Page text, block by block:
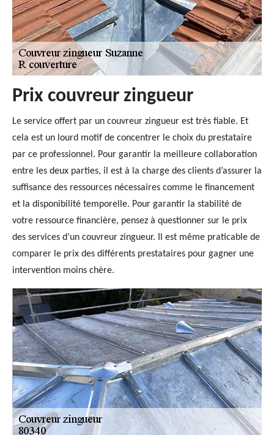
Prix couvreur zingueur
Le service offert par un couvreur zingueur est très fiable. Et
cela est un lourd motif de concentrer le choix du prestataire
par ce professionnel. Pour garantir la meilleure collaboration
entre les deux parties, il est à la charge des clients d’assurer la
suffisance des ressources nécessaires comme le financement
et la disponibilité temporelle. Pour garantir la stabilité de
votre ressource financière, pensez à questionner sur le prix
des services d’un couvreur zingueur. Il est même praticable de
comparer le prix des différents prestataires pour gagner une
intervention moins chère.